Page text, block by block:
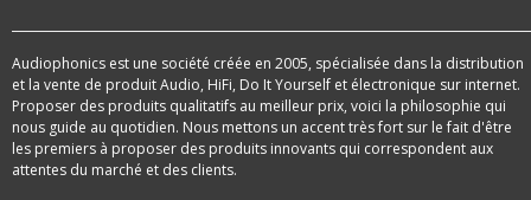
Audiophonics est une société créée en 2005, spécialisée dans la distribution
et la vente de produit Audio, HiFi, Do It Yourself et électronique sur internet.
Proposer des produits qualitatifs au meilleur prix, voici la philosophie qui
nous guide au quotidien. Nous mettons un accent très fort sur le fait d'être
les premiers à proposer des produits innovants qui correspondent aux
attentes du marché et des clients.